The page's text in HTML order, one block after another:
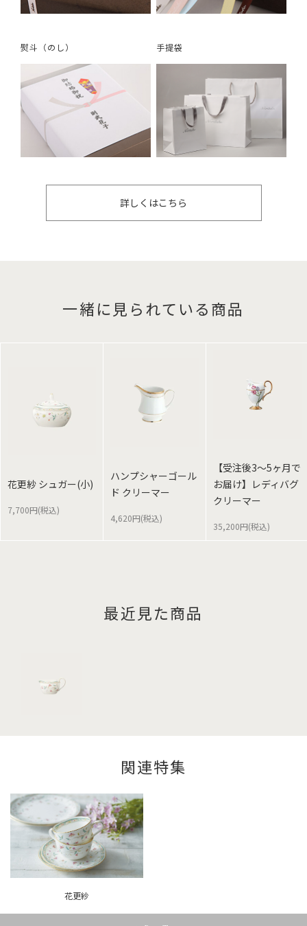
熨斗（のし） 手提袋
詳しくはこちら
一緒に見られている商品
花更紗 シュガー(小)
7,700円(税込)
ハンプシャーゴール
ド クリーマー
4,620円(税込)
【受注後3～5ヶ月で
お届け】レディバグ
クリーマー
35,200円(税込)
最近見た商品
関連特集
花更紗